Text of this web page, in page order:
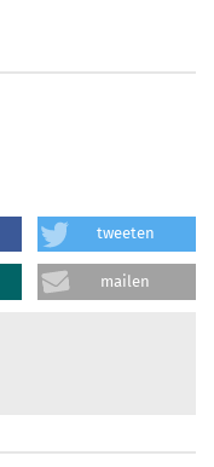
tweeten
mailen